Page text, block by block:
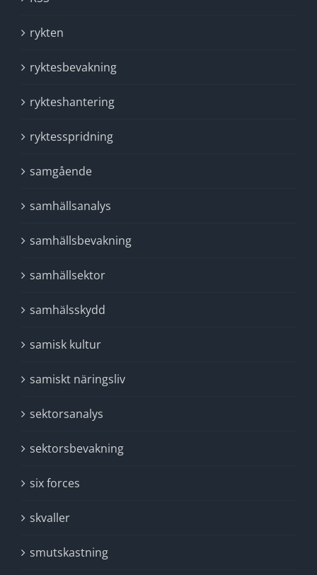
rykten
ryktesbevakning
rykteshantering
ryktesspridning
samgående
samhällsanalys
samhällsbevakning
samhällsektor
samhälsskydd
samisk kultur
samiskt näringsliv
sektorsanalys
sektorsbevakning
six forces
skvaller
smutskastning